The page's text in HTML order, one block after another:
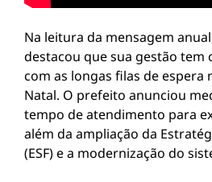
Na leitura da mensagem
destacou que sua gestão tem
com as longas filas de espera
Natal. O prefeito anunciou
tempo de atendimento para
além da ampliação da
(ESF) e a modernização do